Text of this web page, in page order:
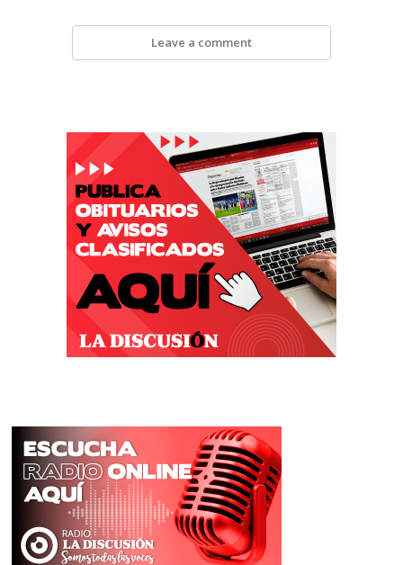
Leave a comment